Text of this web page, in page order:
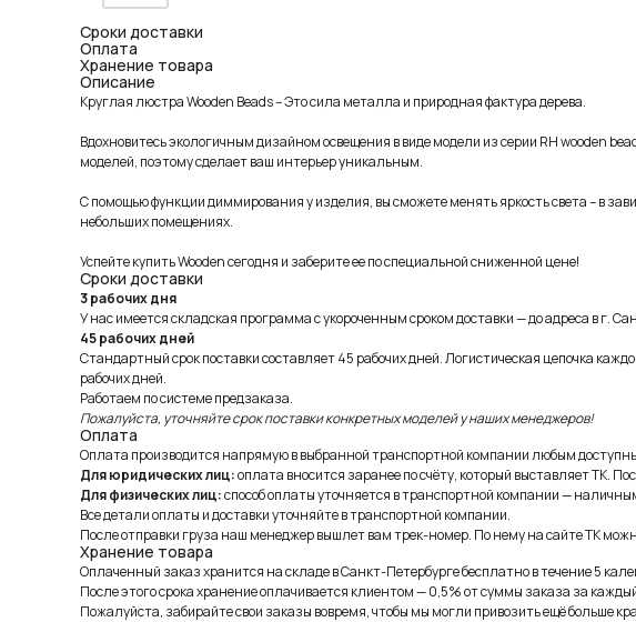
Сроки доставки
Оплата
Хранение товара
Описание
Круглая люстра Wooden Beads – Это сила металла и природная фактура дерева.
Вдохновитесь экологичным дизайном освещения в виде модели из серии RH wooden
моделей, поэтому сделает ваш интерьер уникальным.
С помощью функции диммирования у изделия, вы сможете менять яркость света – в
небольших помещениях.
Успейте купить Wooden сегодня и заберите ее по специальной сниженной цене!
Сроки доставки
3 рабочих дня
У нас имеется складская программа с укороченным сроком доставки — до адреса в г.
45 рабочих дней
Стандартный срок поставки составляет 45 рабочих дней. Логистическая цепочка
рабочих дней.
Работаем по системе предзаказа.
Пожалуйста, уточняйте срок поставки конкретных моделей у наших менеджеров!
Оплата
Оплата производится напрямую в выбранной транспортной компании любым
Для юридических лиц:оплата вносится заранее по счёту, который выставляет ТК.
Для физических лиц:способ оплаты уточняется в транспортной компании —
Все детали оплаты и доставки уточняйте в транспортной компании.
После отправки груза наш менеджер вышлет вам трек-номер. По нему на сайте ТК
Хранение товара
Оплаченный заказ хранится на складе в Санкт-Петербурге бесплатно в течение 5
После этого срока хранение оплачивается клиентом — 0,5% от суммы заказа за
Пожалуйста, забирайте свои заказы вовремя, чтобы мы могли привозить ещё больше